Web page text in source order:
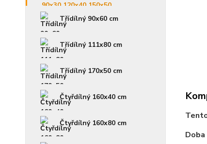
Třídílný 90x60 cm
Třídílný 111x80 cm
Třídílný 170x50 cm
Čtyřdílný 160x40 cm
Čtyřdílný 160x80 cm